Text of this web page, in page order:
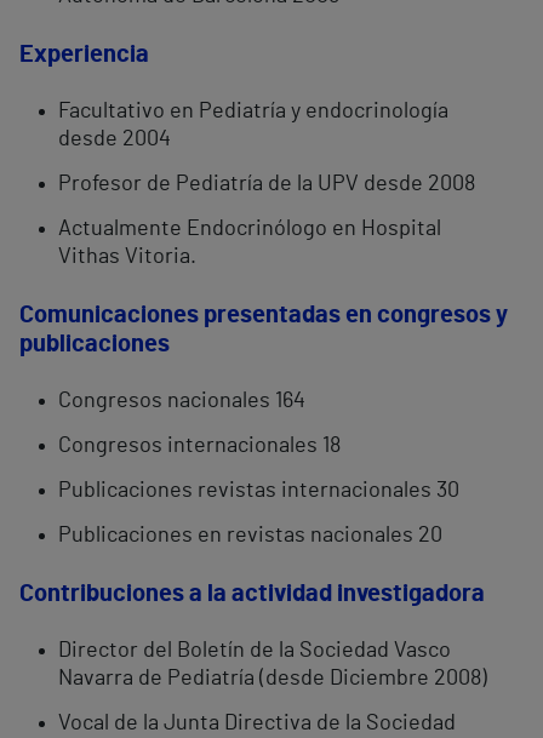
Experiencia
Facultativo en Pediatría y endocrinología
desde 2004
Profesor de Pediatría de la UPV desde 2008
Actualmente Endocrinólogo en Hospital
Vithas Vitoria.
Comunicaciones presentadas en congresos y
publicaciones
Congresos nacionales 164
Congresos internacionales 18
Publicaciones revistas internacionales 30
Publicaciones en revistas nacionales 20
Contribuciones a la actividad investigadora
Director del Boletín de la Sociedad Vasco
Navarra de Pediatría (desde Diciembre 2008)
Vocal de la Junta Directiva de la Sociedad